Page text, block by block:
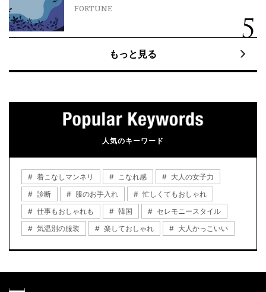
FORTUNE
もっと見る
人気のキーワード
着こなしマンネリ こなれ感
大人の女子力
診断
服のお手入れ
忙しくてもおしゃれ
仕事もおしゃれも
韓国
セレモニースタイル
気温別の服装
楽しておしゃれ 大人かっこいい